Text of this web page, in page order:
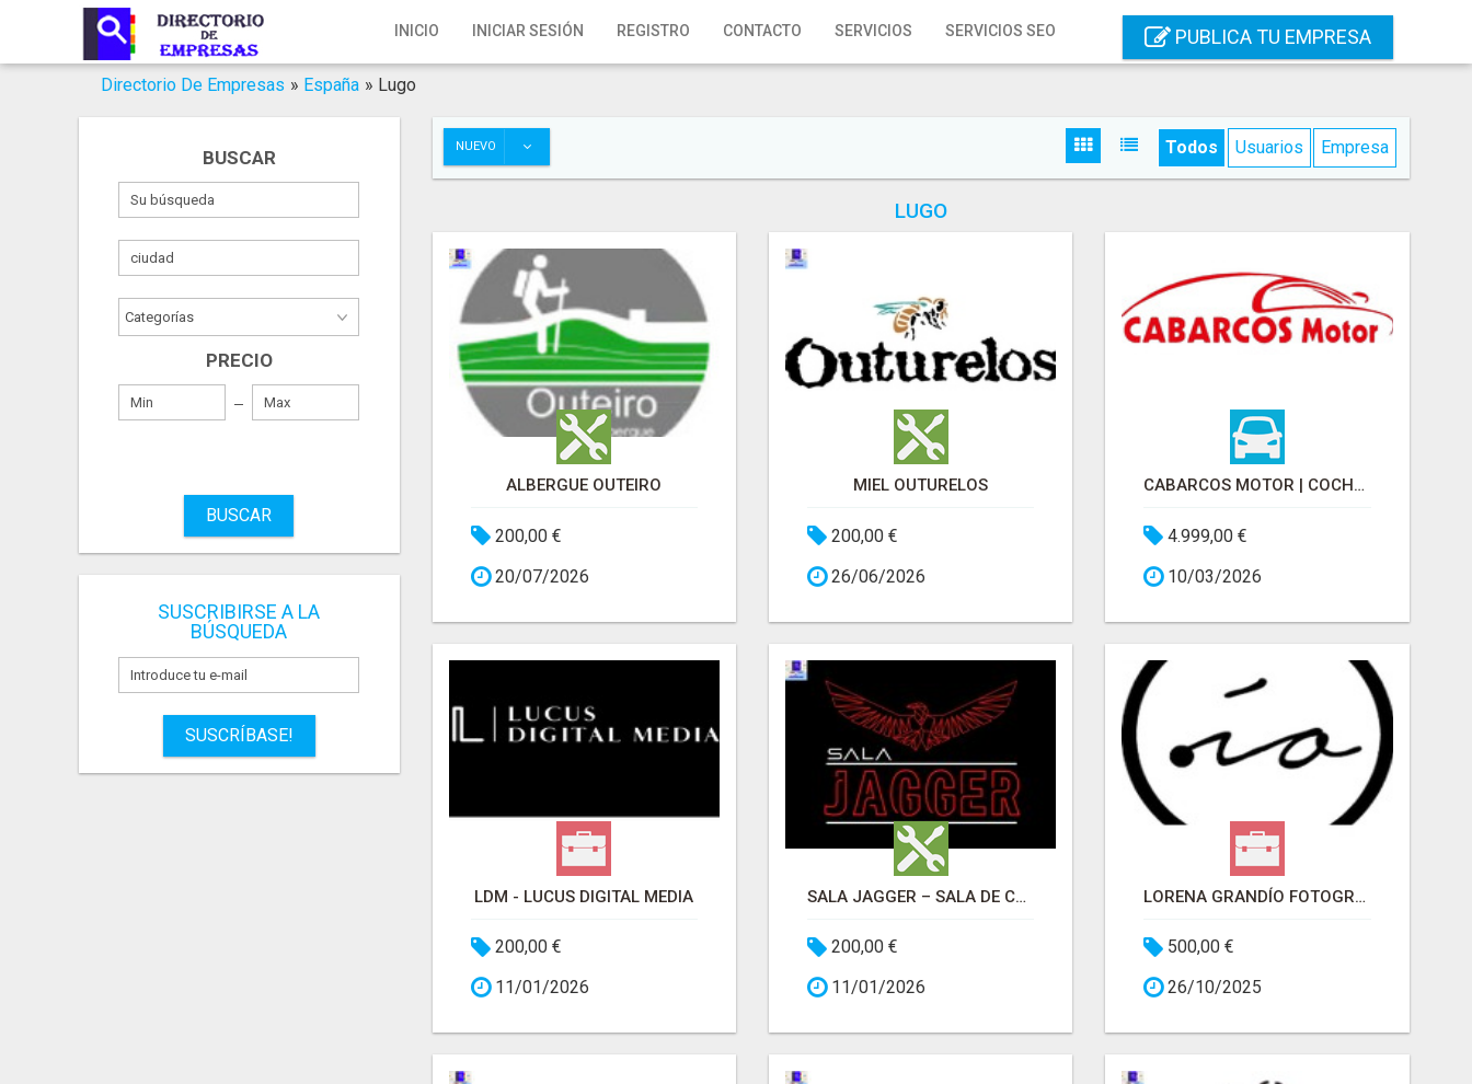
INICIO INICIAR SESIÓN REGISTRO CONTACTO SERVICIOS SERVICIOS SEO PUBLICA TU EMPRESA
Inicio
Iniciar Sesión
Servicios SEO
Publica Tu Empresa
Directorio De Empresas » España » Lugo
BUSCAR
PRECIO
BUSCAR
SUSCRIBIRSE A LA
BÚSQUEDA
SUSCRÍBASE!
NUEVO Todos Usuarios Empresa
LUGO
ALBERGUE OUTEIRO
200,00 €
20/07/2026
MIEL OUTURELOS
200,00 €
26/06/2026
CABARCOS MOTOR | COCHES DE SEGUNDA MANO EN VILALBA
4.999,00 €
10/03/2026
LDM - LUCUS DIGITAL MEDIA
200,00 €
11/01/2026
SALA JAGGER – SALA DE CONCIERTOS
200,00 €
11/01/2026
LORENA GRANDÍO FOTOGRAFÍA
500,00 €
26/10/2025